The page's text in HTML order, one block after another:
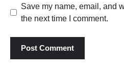
Save my name, email, and
the next time I comment.